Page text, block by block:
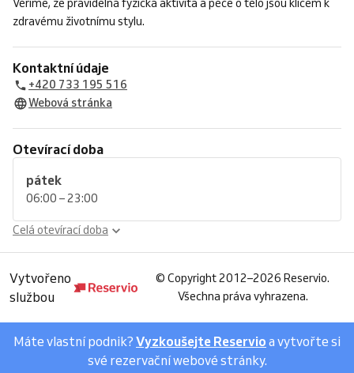
Věříme, že pravidelná fyzická aktivita a péče o tělo jsou klíčem k
zdravému životnímu stylu.
Kontaktní údaje
+420 733 195 516
Webová stránka
Otevírací doba
pátek
06:00 – 23:00
Celá otevírací doba
Vytvořeno
službou
© Copyright 2012–2026 Reservio.
Všechna práva vyhrazena.
Máte vlastní podnik? Vyzkoušejte Reservio a vytvořte si
své rezervační webové stránky.